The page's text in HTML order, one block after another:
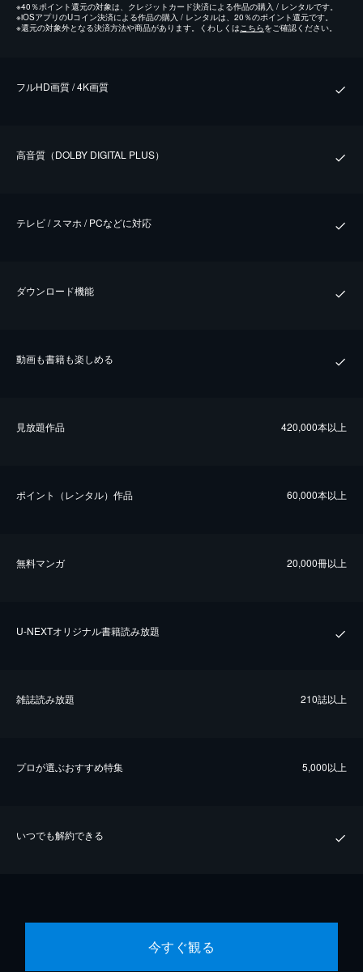
※40％ポイント還元の対象は、クレジットカード決済による作品の購入 / レンタルです。
※iOSアプリのUコイン決済による作品の購入 / レンタルは、20％のポイント還元です。
※還元の対象外となる決済方法や商品があります。くわしくはこちらをご確認ください。
フルHD画質 / 4K画質
⾼⾳質（DOLBY DIGITAL PLUS）
テレビ / スマホ / PCなどに対応
ダウンロード機能
動画も書籍も楽しめる
⾒放題作品 420,000本以上
ポイント（レンタル）作品 60,000本以上
無料マンガ 20,000冊以上
U-NEXTオリジナル書籍読み放題
雑誌読み放題 210誌以上
プロが選ぶおすすめ特集 5,000以上
いつでも解約できる
今すぐ観る